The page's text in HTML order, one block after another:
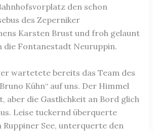
den schon
des Zeperniker
Karsten Brust und froh gelaunt
die Fontanestadt Neuruppin.
wartetete bereits das Team des
Kühn“ auf uns. Der Himmel
aber die Gastlichkeit an Bord glich
Leise tuckernd überquerte
Ruppiner See, unterquerte den